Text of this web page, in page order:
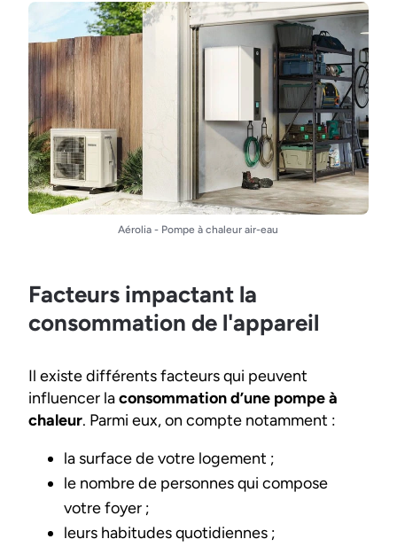
Aérolia - Pompe à chaleur air-eau
Facteurs impactant la
consommation de l'appareil
Il existe différents facteurs qui peuvent
influencer laconsommation d’une pompe à
chaleur. Parmi eux, on compte notamment :
la surface de votre logement ;
le nombre de personnes qui compose
votre foyer ;
leurs habitudes quotidiennes ;